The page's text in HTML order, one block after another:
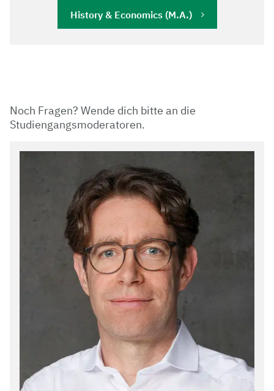
History & Economics (M.A.)
Noch Fragen? Wende dich bitte an die
Studiengangsmoderatoren.